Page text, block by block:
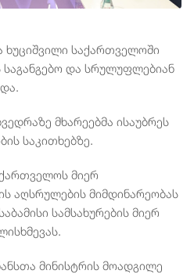
ხუციშვილი საქართველოში
და სრულუფლებიან
მხარეებმა ისაუბრეს
საკითხებზე.
მიერ
აღსრულების მიმდინარეობას
სამსახურების მიერ
მინისტრის მოადგილე